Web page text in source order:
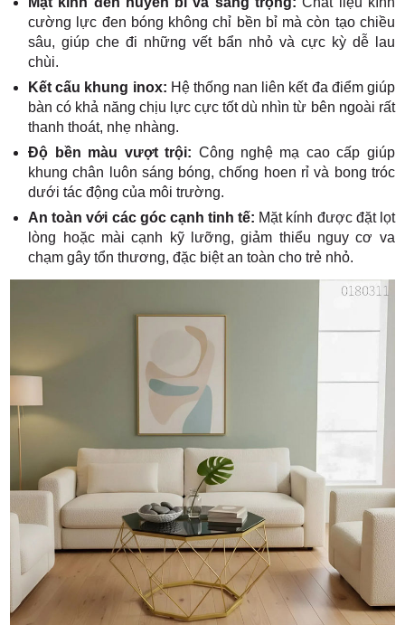
cường lực đen bóng không chỉ bền bỉ mà còn tạo chiều
sâu, giúp che đi những vết bẩn nhỏ và cực kỳ dễ lau
chùi.
Kết cấu khung inox: Hệ thống nan liên kết đa điểm giúp
bàn có khả năng chịu lực cực tốt dù nhìn từ bên ngoài rất
thanh thoát, nhẹ nhàng.
Độ bền màu vượt trội: Công nghệ mạ cao cấp giúp
khung chân luôn sáng bóng, chống hoen rỉ và bong tróc
dưới tác động của môi trường.
An toàn với các góc cạnh tinh tế: Mặt kính được đặt lọt
lòng hoặc mài cạnh kỹ lưỡng, giảm thiểu nguy cơ va
chạm gây tổn thương, đặc biệt an toàn cho trẻ nhỏ.